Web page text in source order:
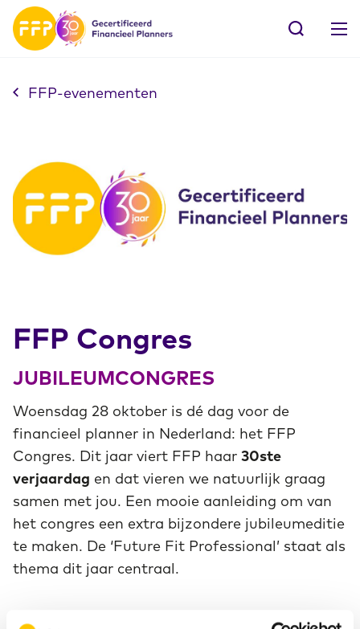
FFP-evenementen
FFP Congres
JUBILEUMCONGRES
Woensdag 28 oktober is dé dag voor de
financieel planner in Nederland: het FFP
Congres. Dit jaar viert FFP haar 30ste
verjaardag en dat vieren we natuurlijk graag
samen met jou. Een mooie aanleiding om van
het congres een extra bijzondere jubileumeditie
te maken. De ‘Future Fit Professional’ staat als
thema dit jaar centraal.